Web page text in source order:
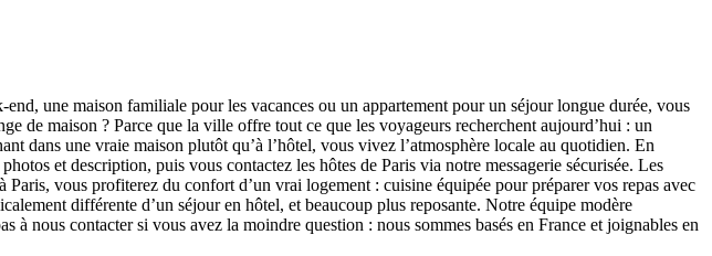
une maison familiale pour les vacances ou un appartement pour un séjour longue durée, vous
de maison ? Parce que la ville offre tout ce que les voyageurs recherchent aujourd’hui : un
dans une vraie maison plutôt qu’à l’hôtel, vous vivez l’atmosphère locale au quotidien. En
et description, puis vous contactez les hôtes de Paris via notre messagerie sécurisée. Les
vous profiterez du confort d’un vrai logement : cuisine équipée pour préparer vos repas avec
différente d’un séjour en hôtel, et beaucoup plus reposante. Notre équipe modère
à nous contacter si vous avez la moindre question : nous sommes basés en France et joignables en